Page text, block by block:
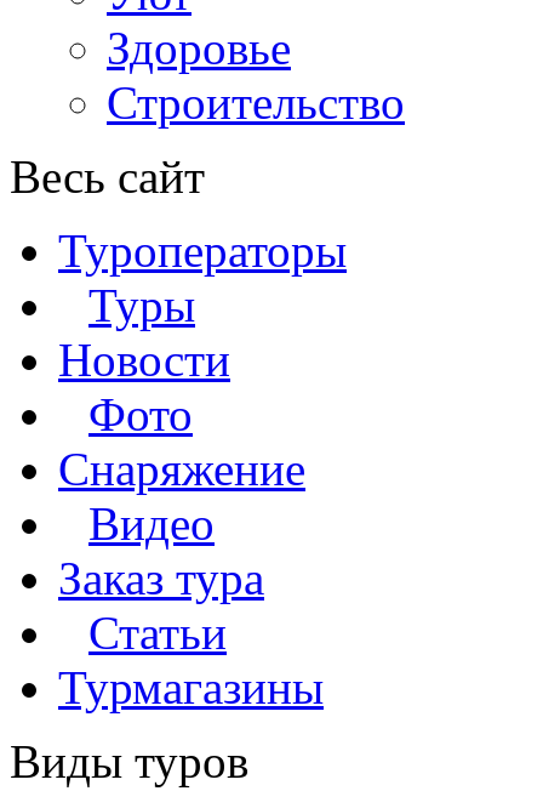
Здоровье
Строительство
Весь сайт
Туроператоры
Туры
Новости
Фото
Снаряжение
Видео
Заказ тура
Статьи
Турмагазины
Виды туров